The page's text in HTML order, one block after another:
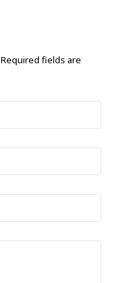
Required fields are